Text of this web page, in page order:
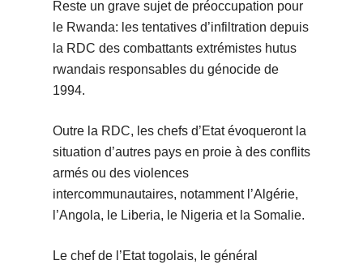
Reste un grave sujet de préoccupation pour
le Rwanda: les tentatives d’infiltration depuis
la RDC des combattants extrémistes hutus
rwandais responsables du génocide de
1994.
Outre la RDC, les chefs d’Etat évoqueront la
situation d’autres pays en proie à des conflits
armés ou des violences
intercommunautaires, notamment l’Algérie,
l’Angola, le Liberia, le Nigeria et la Somalie.
Le chef de l’Etat togolais, le général